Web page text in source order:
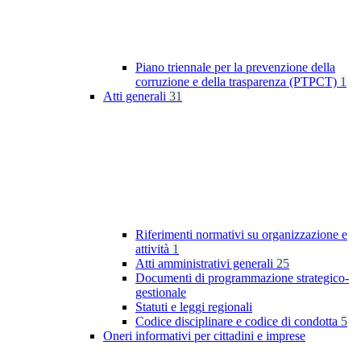
Piano triennale per la prevenzione della
corruzione e della trasparenza (PTPCT) 1
Atti generali 31
Riferimenti normativi su organizzazione e
attività 1
Atti amministrativi generali 25
Documenti di programmazione strategico-
gestionale
Statuti e leggi regionali
Codice disciplinare e codice di condotta 5
Oneri informativi per cittadini e imprese